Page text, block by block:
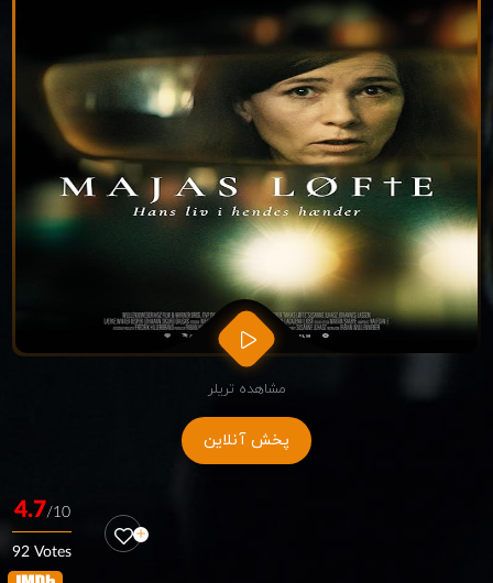
مشاهده تریلر
پخش آنلاین
4.7/10
92 Votes